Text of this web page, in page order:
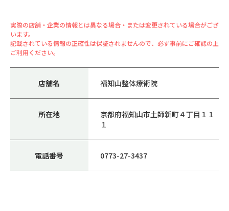
実際の店舗・企業の情報とは異なる場合・または変更されている場合がござ
います。
記載されている情報の正確性は保証されませんので、必ず事前にご確認の上
ご利用ください。
店舗名 福知山整体療術院
所在地
京都府福知山市土師新町４丁目１１
１
電話番号 0773-27-3437